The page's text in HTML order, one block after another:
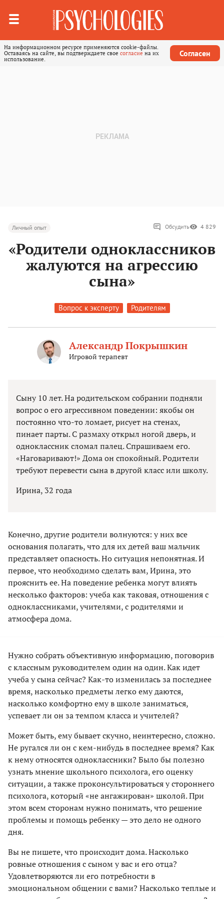
На информационном ресурсе применяются cookie-файлы.
Оставаясь на сайте, вы подтверждаете свое согласие на их
использование.
Согласен
Личный опыт Обсудить 4 829
«Родители одноклассников
жалуются на агрессию
сына»
Вопрос к эксперту Родителям
Александр Покрышкин
Игровой терапевт
Сыну 10 лет. На родительском собрании подняли
вопрос о его агрессивном поведении: якобы он
постоянно что-то ломает, рисует на стенах,
пинает парты. С размаху открыл ногой дверь, и
одноклассник сломал палец. Спрашиваем его.
«Наговаривают!» Дома он спокойный. Родители
требуют перевести сына в другой класс или школу.
Ирина, 32 года
Конечно, другие родители волнуются: у них все
основания полагать, что для их детей ваш мальчик
представляет опасность. Но ситуация непонятная. И
первое, что необходимо сделать вам, Ирина, это
прояснить ее. На поведение ребенка могут влиять
несколько факторов: учеба как таковая, отношения с
одноклассниками, учителями, с родителями и
атмосфера дома.
Нужно собрать объективную информацию, поговорив
с классным руководителем один на один. Как идет
учеба у сына сейчас? Как-то изменилась за последнее
время, насколько предметы легко ему даются,
насколько комфортно ему в школе заниматься,
успевает ли он за темпом класса и учителей?
Может быть, ему бывает скучно, неинтересно, сложно.
Не ругался ли он с кем-нибудь в последнее время? Как
к нему относятся одноклассники? Было бы полезно
узнать мнение школьного психолога, его оценку
ситуации, а также проконсультироваться у стороннего
психолога, который «не ангажирован» школой. При
этом всем сторонам нужно понимать, что решение
проблемы и помощь ребенку — это дело не одного
дня.
Вы не пишете, что происходит дома. Насколько
ровные отношения с сыном у вас и его отца?
Удовлетворяются ли его потребности в
эмоциональном общении с вами? Насколько теплые и